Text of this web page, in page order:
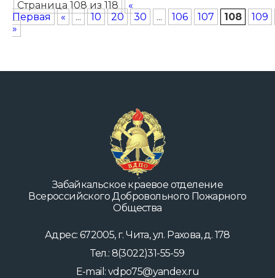
Страница 108 из 118
«
Первая
« ... 10 20 30 ... 106 107 108
109
»
Забайкальское краевое отделение
Всероссийского Добровольного Пожарного
Общества
Адрес: 672005, г. Чита, ул. Рахова, д. 178
Тел.: 8(3022)31-55-59
E-mail: vdpo75@yandex.ru